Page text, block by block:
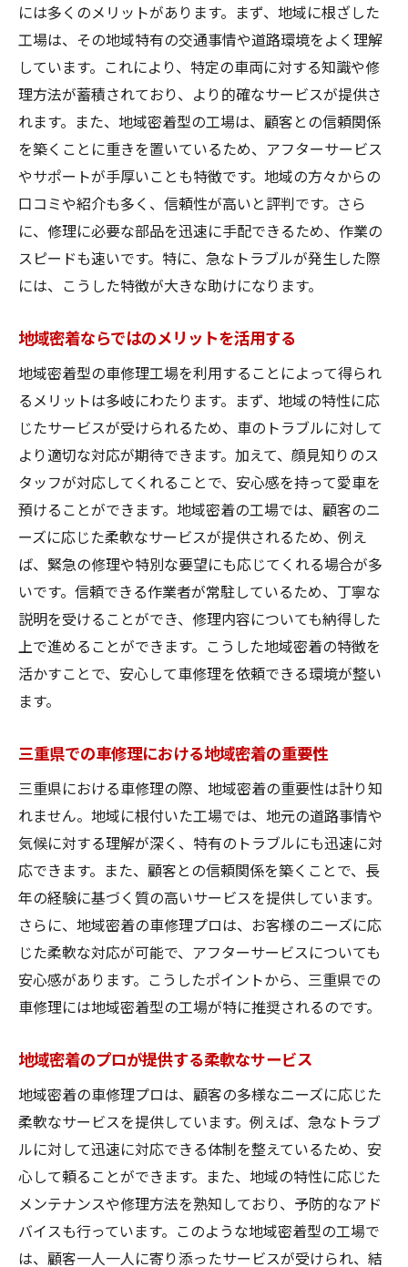
には多くのメリットがあります。まず、地域に根ざした
工場は、その地域特有の交通事情や道路環境をよく理解
しています。これにより、特定の車両に対する知識や修
理方法が蓄積されており、より的確なサービスが提供さ
れます。また、地域密着型の工場は、顧客との信頼関係
を築くことに重きを置いているため、アフターサービス
やサポートが手厚いことも特徴です。地域の方々からの
口コミや紹介も多く、信頼性が高いと評判です。さら
に、修理に必要な部品を迅速に手配できるため、作業の
スピードも速いです。特に、急なトラブルが発生した際
には、こうした特徴が大きな助けになります。
地域密着ならではのメリットを活用する
地域密着型の車修理工場を利用することによって得られ
るメリットは多岐にわたります。まず、地域の特性に応
じたサービスが受けられるため、車のトラブルに対して
より適切な対応が期待できます。加えて、顔見知りのス
タッフが対応してくれることで、安心感を持って愛車を
預けることができます。地域密着の工場では、顧客のニ
ーズに応じた柔軟なサービスが提供されるため、例え
ば、緊急の修理や特別な要望にも応じてくれる場合が多
いです。信頼できる作業者が常駐しているため、丁寧な
説明を受けることができ、修理内容についても納得した
上で進めることができます。こうした地域密着の特徴を
活かすことで、安心して車修理を依頼できる環境が整い
ます。
三重県での車修理における地域密着の重要性
三重県における車修理の際、地域密着の重要性は計り知
れません。地域に根付いた工場では、地元の道路事情や
気候に対する理解が深く、特有のトラブルにも迅速に対
応できます。また、顧客との信頼関係を築くことで、長
年の経験に基づく質の高いサービスを提供しています。
さらに、地域密着の車修理プロは、お客様のニーズに応
じた柔軟な対応が可能で、アフターサービスについても
安心感があります。こうしたポイントから、三重県での
車修理には地域密着型の工場が特に推奨されるのです。
地域密着のプロが提供する柔軟なサービス
地域密着の車修理プロは、顧客の多様なニーズに応じた
柔軟なサービスを提供しています。例えば、急なトラブ
ルに対して迅速に対応できる体制を整えているため、安
心して頼ることができます。また、地域の特性に応じた
メンテナンスや修理方法を熟知しており、予防的なアド
バイスも行っています。このような地域密着型の工場で
は、顧客一人一人に寄り添ったサービスが受けられ、結